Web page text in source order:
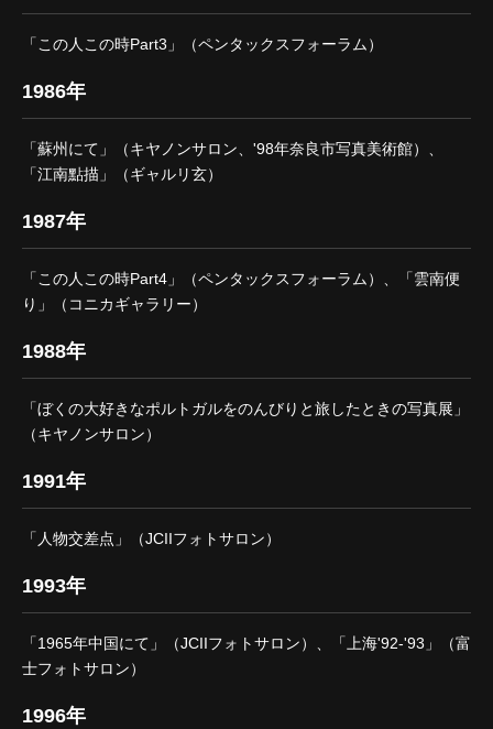
「この人この時Part3」（ペンタックスフォーラム）
1986年
「蘇州にて」（キヤノンサロン、'98年奈良市写真美術館）、
「江南點描」（ギャルリ玄）
1987年
「この人この時Part4」（ペンタックスフォーラム）、「雲南便
り」（コニカギャラリー）
1988年
「ぼくの大好きなポルトガルをのんびりと旅したときの写真展」
（キヤノンサロン）
1991年
「人物交差点」（JCIIフォトサロン）
1993年
「1965年中国にて」（JCIIフォトサロン）、「上海'92-'93」（富
士フォトサロン）
1996年